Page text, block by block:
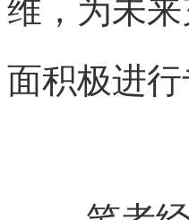
维，为未
面积极进行